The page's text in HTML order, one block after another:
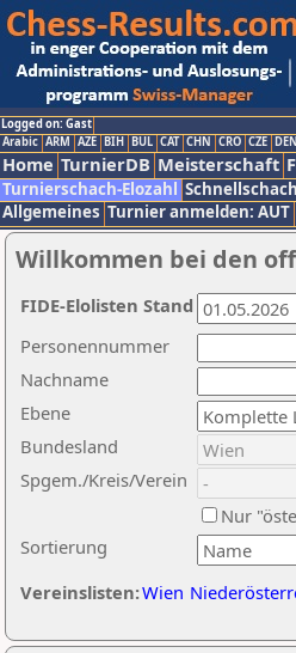
Logged on: Gast
Arabic ARM AZE BIH BUL CAT CHN CRO CZE DEN
Home TurnierDB Meisterschaft
Turnierschach-Elozahl
Allgemeines Turnier anmelden: AUT
Willkommen bei den
Nachname
Ebene
Sortierung
Personennummer
Bundesland
Spgem./Kreis/Verein
Nur
Vereinslisten:Wien
FIDE-Elolisten Stand